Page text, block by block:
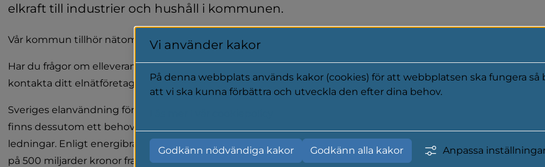
elkraft till industrier och hushåll i kommunen.
Vår kommun tillhör nätområde Småland Södra SMS, som tillhör elområde 4.
Har du frågor om elleveranser och installationer, eller vill anmäla fel på leveransen,
kontakta ditt elnätföretag, E.on.
Sveriges elanvändning förväntas öka med upp till 50 procent fram till 2045. Det
finns dessutom ett behov att förstärka befintliga elnät och bygga helt nya
ledningar. Enligt energibranschen kommer det att krävas investeringar i elnäten
på 500 miljarder kronor fram till 2045 för att nå målet om fossilfrihet.
Vi använder kakor
På denna webbplats används kakor (cookies) för att webbplatsen ska fungera
att vi ska kunna förbättra och utveckla den efter dina behov.
Godkänn nödvändiga kakor Godkänn alla kakor Anpassa